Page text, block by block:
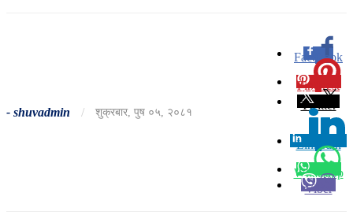
- shuvadmin / शुक्रबार, पुष ०५, २०८१
Facebook
0
Pinterest
Twitter
Linkedin
0
Whatsapp
Viber